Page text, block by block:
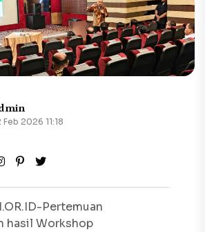
Feb 2026 11:18
Pertemuan
hasil Workshop